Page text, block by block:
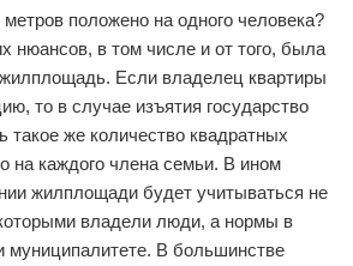
положено на одного человека?
нюансов, в том числе и от того, была
Если владелец квартиры
то в случае изъятия государство
такое же количество квадратных
на каждого члена семьи. В ином
жилплощади будет учитываться не
владели люди, а нормы в
муниципалитете. В большинстве